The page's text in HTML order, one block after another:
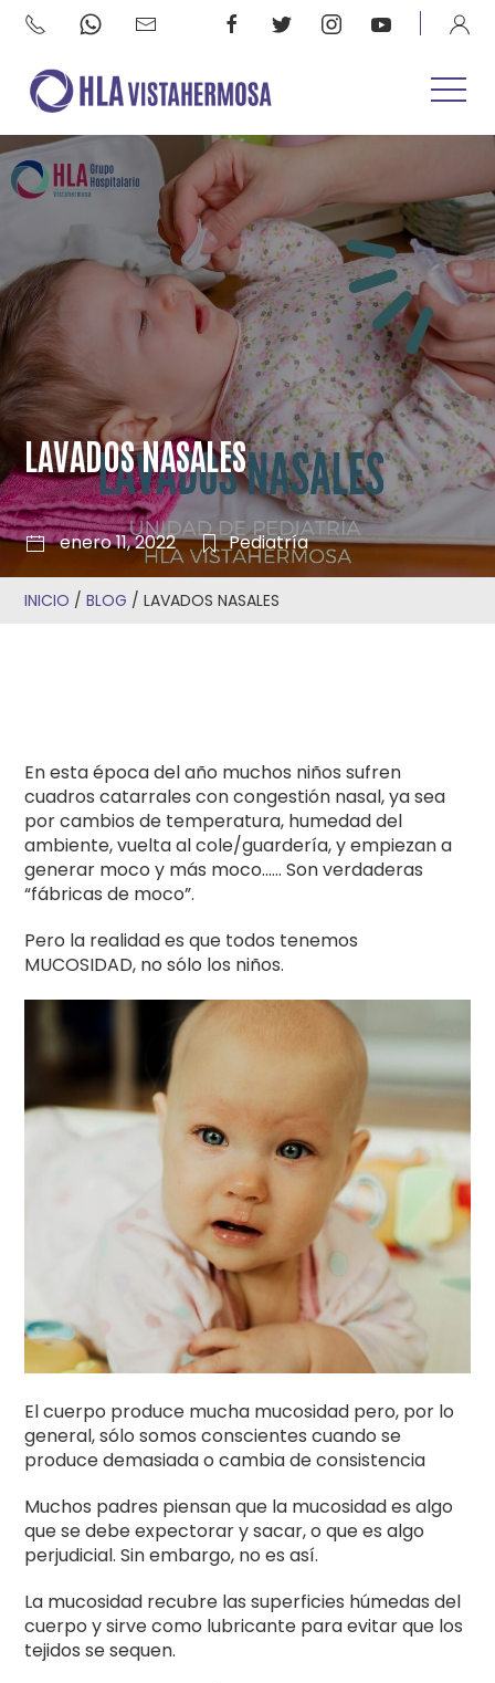
LAVADOS NASALES
enero 11, 2022 Pediatría
INICIO /BLOG /LAVADOS NASALES
En esta época del año muchos niños sufren
cuadros catarrales con congestión nasal, ya sea
por cambios de temperatura, humedad del
ambiente, vuelta al cole/guardería, y empiezan a
generar moco y más moco…… Son verdaderas
“fábricas de moco”.
Pero la realidad es que todos tenemos
MUCOSIDAD, no sólo los niños.
El cuerpo produce mucha mucosidad pero, por lo
general, sólo somos conscientes cuando se
produce demasiada o cambia de consistencia
Muchos padres piensan que la mucosidad es algo
que se debe expectorar y sacar, o que es algo
perjudicial. Sin embargo, no es así.
La mucosidad recubre las superficies húmedas del
cuerpo y sirve como lubricante para evitar que los
tejidos se sequen.